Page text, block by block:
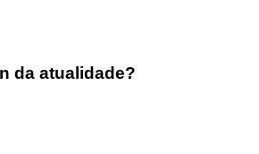
da atualidade?